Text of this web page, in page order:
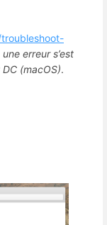
erreur s’est
DC (macOS).